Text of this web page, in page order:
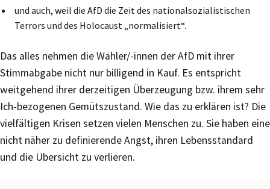
und auch, weil die AfD die Zeit des nationalsozialistischen
Terrors und des Holocaust „normalisiert“.
Das alles nehmen die Wähler/-innen der AfD mit ihrer
Stimmabgabe nicht nur billigend in Kauf. Es entspricht
weitgehend ihrer derzeitigen Überzeugung bzw. ihrem sehr
Ich-bezogenen Gemütszustand. Wie das zu erklären ist? Die
vielfältigen Krisen setzen vielen Menschen zu. Sie haben eine
nicht näher zu definierende Angst, ihren Lebensstandard
und die Übersicht zu verlieren.